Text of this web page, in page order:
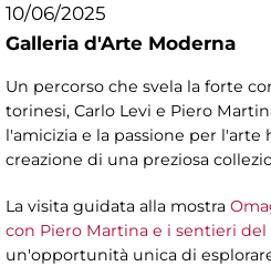
10/06/2025
Galleria d'Arte Moderna
Un percorso che svela la forte
torinesi, Carlo Levi e Piero
l'amicizia e la passione per l'arte
creazione di una preziosa
La visita guidata alla mostra
con Piero Martina e i sentieri
un'opportunità unica di